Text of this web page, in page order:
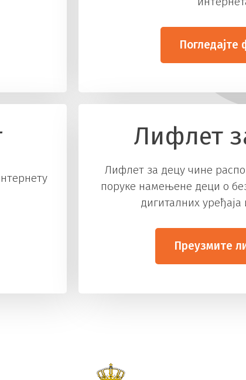
Погледајте
Лифлет
Лифлет за децу чине
поруке намењене деци о
дигиталних
Преузмите